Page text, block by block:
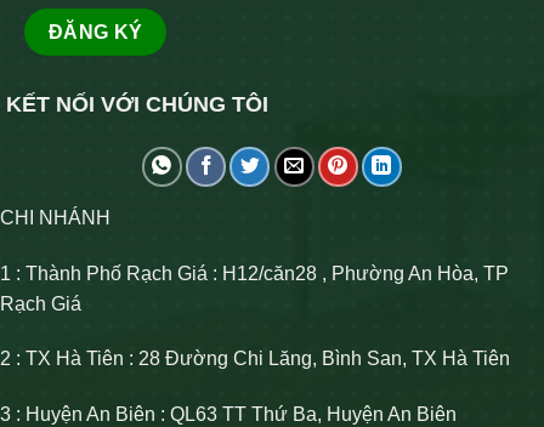
KẾT NỐI VỚI CHÚNG TÔI
CHI NHÁNH
1 : Thành Phố Rạch Giá : H12/căn28 , Phường An Hòa, TP
Rạch Giá
2 : TX Hà Tiên : 28 Đường Chi Lăng, Bình San, TX Hà Tiên
3 : Huyện An Biên : QL63 TT Thứ Ba, Huyện An Biên